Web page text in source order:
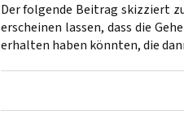
Der folgende Beitrag skizziert
erscheinen lassen, dass die
erhalten haben könnten, die